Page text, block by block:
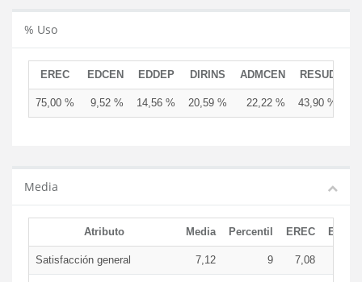
% Uso
EREC EDCEN EDDEP DIRINS ADMCEN RESUD
75,00 % 9,52 % 14,56 % 20,59 % 22,22 % 43,90 %
Media
Atributo Media Percentil EREC
Satisfacción general 7,12 9 7,08